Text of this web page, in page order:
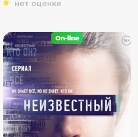
нет оценки